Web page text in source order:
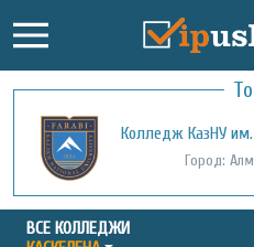
Колледж КазНУ
Город:
ВСЕ КОЛЛЕДЖИ